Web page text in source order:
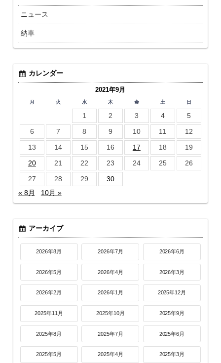
ニュース
納車
カレンダー
2021年9月
月 火 水 木 金 土 日
1 2 3 4
5
6
7 8 9 10 11
12
13
14 15 16 17 18
19
20
21 22 23 24 25
26
27
28 29
30
« 8月
10月 »
アーカイブ
2026年8月 2026年7月 2026年6月
2026年5月 2026年4月 2026年3月
2026年2月 2026年1月 2025年12月
2025年11月 2025年10月 2025年9月
2025年8月 2025年7月 2025年6月
2025年5月 2025年4月 2025年3月